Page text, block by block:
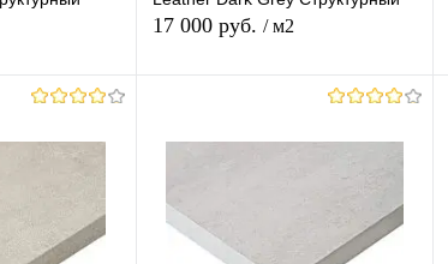
В наличии
17 000 руб. / м2
В избранное В наличии